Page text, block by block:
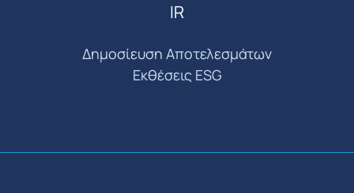
IR
Δημοσίευση Αποτελεσμάτων
Εκθέσεις ESG